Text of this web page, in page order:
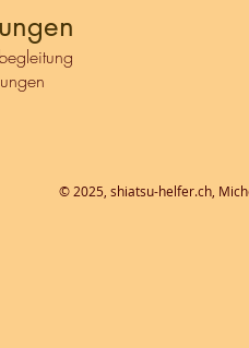
© 2025, shiatsu-helfer.ch,